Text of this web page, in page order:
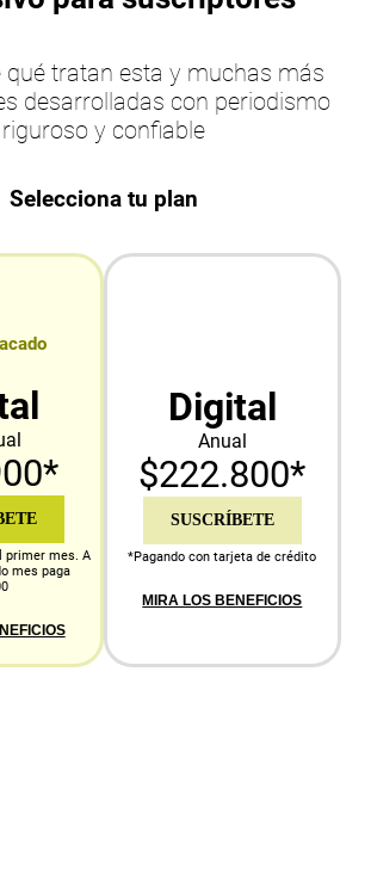
qué tratan esta y muchas más
desarrolladas con periodismo
riguroso y confiable
Selecciona tu plan
primer mes. A
mes paga
Digital
Anual
$222.800*
SUSCRÍBETE
*Pagando con tarjeta de crédito
MIRA LOS BENEFICIOS